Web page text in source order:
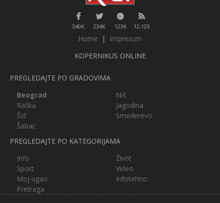
340K 234K 123K 12,123
Home |
Impresum
KOPERNIKUS ONLINE
PREGLEDAJTE PO GRADOVIMA
Beograd
Niš
Raška
Jagodina
Šid
Smederevo
Šabac
PREGLEDAJTE PO KATEGORIJAMA
Info
Život
Sport
Video
Moj ugao
Infotehno
Pretraga